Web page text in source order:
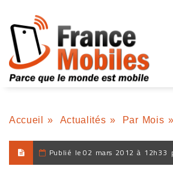
Accueil » Actualités » Par Mois »
Publié le 02 mars 2012 à 12h33